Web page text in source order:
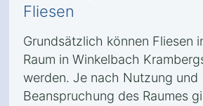
Fliesen
Grundsätzlich können Fliesen
Raum in Winkelbach
werden. Je nach Nutzung und
Beanspruchung des Raumes